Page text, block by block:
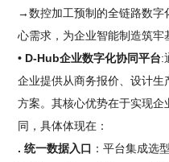
→数控加工预制的全链路数字
心需求，为企业智能制造筑牢
• D-Hub企业数字化协同平台:
企业提供从商务报价、设计
方案。其核心优势在于实现
同，具体体现在：
. 统一数据入口 ：平台集成选